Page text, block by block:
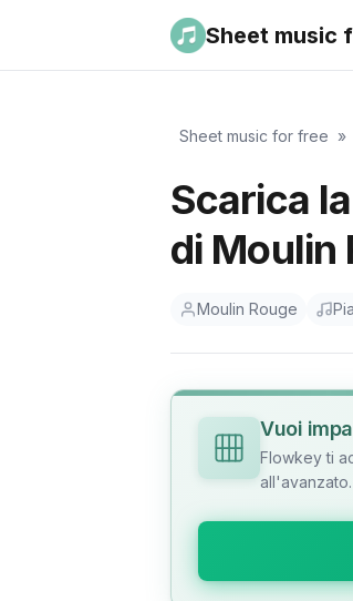
Sheet music
Sheet music for free »
Scarica
di Moulin
Moulin Rouge
Vuoi
Flowkey ti
all'avanzato.